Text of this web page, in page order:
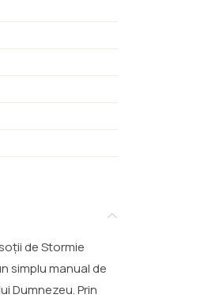
de Stormie
simplu manual de
Dumnezeu. Prin